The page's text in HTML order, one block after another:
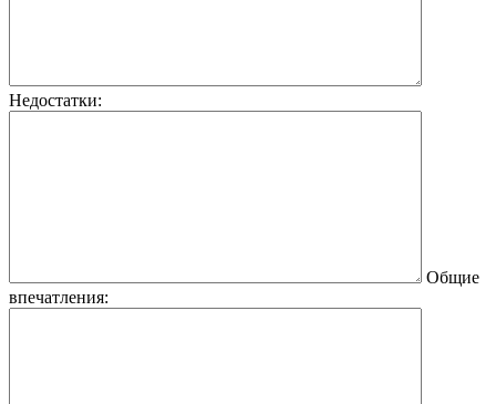
Недостатки:
Общие
впечатления: